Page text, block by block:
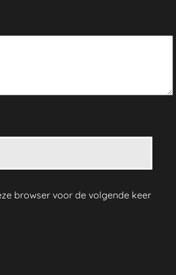
browser voor de volgende keer